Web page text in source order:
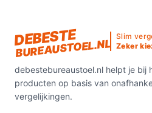
DEBESTE
BUREAUSTOEL.NL
Slim
Zeker
debestebureaustoel.nl helpt je bij
producten op basis van
vergelijkingen.